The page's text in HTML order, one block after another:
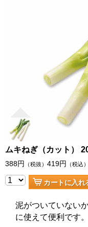
ムキねぎ（カット）
388円 （税抜） 419円 （税込）
カートに入れ
泥がついていない
に使えて便利です。